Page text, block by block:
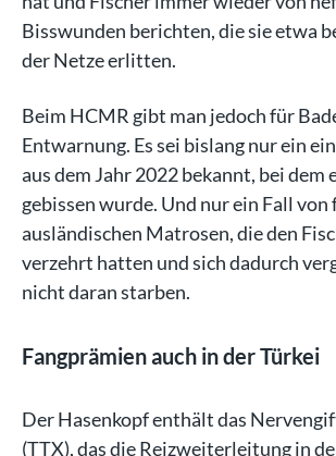
Bisswunden berichten, die sie etwa
der Netze erlitten.
Beim HCMR gibt man jedoch für
Entwarnung. Es sei bislang nur ein
aus dem Jahr 2022 bekannt, bei dem
gebissen wurde. Und nur ein Fall von
ausländischen Matrosen, die den
verzehrt hatten und sich dadurch
nicht daran starben.
Fangprämien auch in der Türkei
Der Hasenkopf enthält das
(TTX), das die Reizweiterleitung in